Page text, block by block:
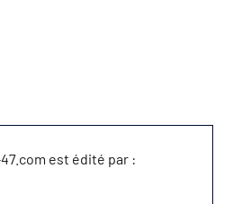
est édité par :